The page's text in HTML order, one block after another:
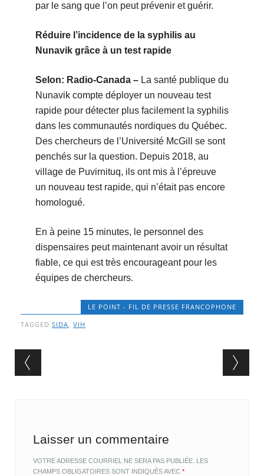
par le sang que l’on peut prévenir et guérir.
Réduire l’incidence de la syphilis au
Nunavik grâce à un test rapide
Selon: Radio-Canada –La santé publique du
Nunavik compte déployer un nouveau test
rapide pour détecter plus facilement la syphilis
dans les communautés nordiques du Québec.
Des chercheurs de l’Université McGill se sont
penchés sur la question. Depuis 2018, au
village de Puvirnituq, ils ont mis à l’épreuve
un nouveau test rapide, qui n’était pas encore
homologué.
En à peine 15 minutes, le personnel des
dispensaires peut maintenant avoir un résultat
fiable, ce qui est très encourageant pour les
équipes de chercheurs.
LE POINT - FIL DE PRESSE FRANCOPHONE
TAGGEDSIDA,VIH
Post navigation
Laisser un commentaire
VOTRE ADRESSE COURRIEL NE SERA PAS PUBLIÉE. LES
CHAMPS OBLIGATOIRES SONT INDIQUÉS AVEC*